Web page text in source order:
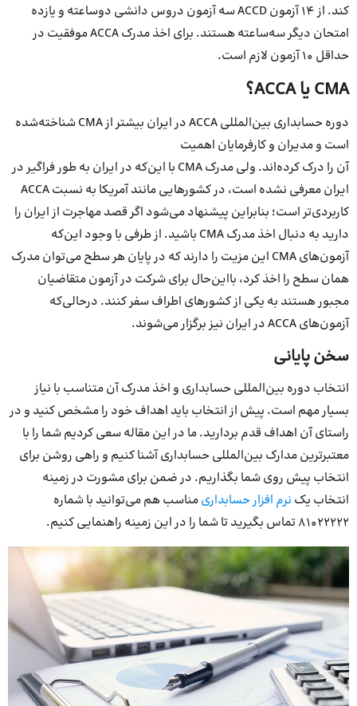
کند. از ۱۴ آزمون ACCD سه آزمون دروس دانشی دوساعته و یازده
امتحان دیگر سه‌ساعته هستند. برای اخذ مدرک ACCA موفقیت در
حداقل ۱۰ آزمون لازم است.
CMA یا ACCA؟
دوره حسابداری بین‌المللی ACCA در ایران بیشتر از CMA شناخته‌شده
است و مدیران و کارفرمایان اهمیت
آن را درک کرده‌اند. ولی مدرک CMA با این‌که در ایران به طور فراگیر در
ایران معرفی نشده است، در کشورهایی مانند آمریکا به نسبت ACCA
کاربردی‌تر است؛ بنابراین پیشنهاد می‌شود اگر قصد مهاجرت از ایران را
دارید به دنبال اخذ مدرک CMA باشید. از طرفی با وجود این‌که
آزمون‌های CMA این مزیت را دارند که در پایان هر سطح می‌توان مدرک
همان سطح را اخذ کرد، بااین‌حال برای شرکت در آزمون متقاضیان
مجبور هستند به یکی از کشورهای اطراف سفر کنند. درحالی‌که
آزمون‌های ACCA در ایران نیز برگزار می‌شوند.
سخن پایانی
انتخاب دوره بین‌المللی حسابداری و اخذ مدرک آن متناسب با نیاز
بسیار مهم است. پیش از انتخاب باید اهداف خود را مشخص کنید و در
راستای آن اهداف قدم بردارید. ما در این مقاله سعی کردیم شما را با
معتبرترین مدارک بین‌المللی حسابداری آشنا کنیم و راهی روشن برای
انتخاب پیش روی شما بگذاریم. در ضمن برای مشورت در زمینه
انتخاب یک نرم افزار حسابداریمناسب هم می‌توانید با شماره
81022222 تماس بگیرید تا شما را در این زمینه راهنمایی کنیم.